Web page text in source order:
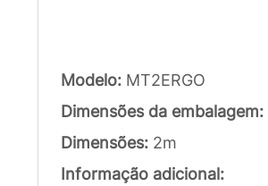
Modelo: MT2ERGO
Dimensões da embalagem:
Dimensões: 2m
Informação adicional: